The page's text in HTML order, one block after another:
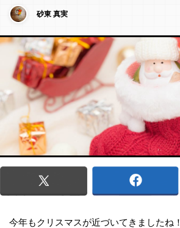
砂東 真実
今年もクリスマスが近づいてきましたね！